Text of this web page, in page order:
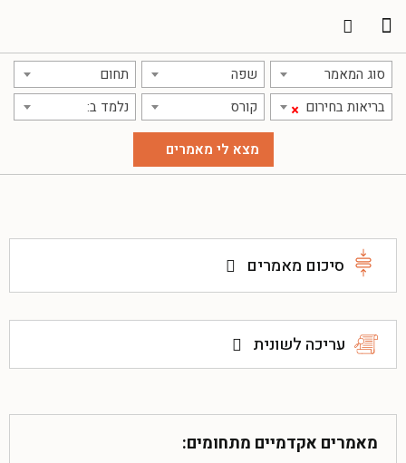
סוג המאמר שפה תחום
× בריאות בחירום קורס נלמד ב:
סיכום מאמרים
עריכה לשונית
מאמרים אקדמיים מתחומים: